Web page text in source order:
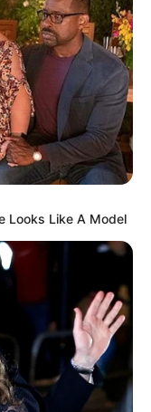
Looks Like A Model